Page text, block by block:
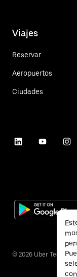
Viajes
Reservar
Aeropuertos
Ciudades
© 2026 Uber